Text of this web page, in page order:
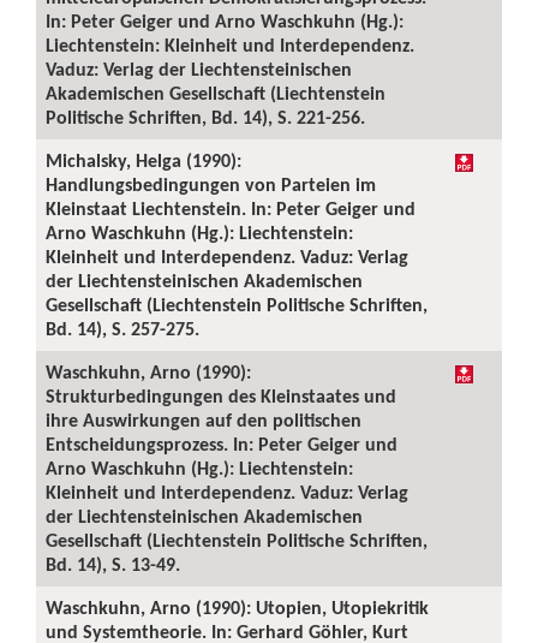
In: Peter Geiger und Arno Waschkuhn (Hg.):
Liechtenstein: Kleinheit und Interdependenz.
Vaduz: Verlag der Liechtensteinischen
Akademischen Gesellschaft (Liechtenstein
Politische Schriften, Bd. 14), S. 221-256.
Michalsky, Helga (1990):
Handlungsbedingungen von Parteien im
Kleinstaat Liechtenstein. In: Peter Geiger und
Arno Waschkuhn (Hg.): Liechtenstein:
Kleinheit und Interdependenz. Vaduz: Verlag
der Liechtensteinischen Akademischen
Gesellschaft (Liechtenstein Politische Schriften,
Bd. 14), S. 257-275.
Waschkuhn, Arno (1990):
Strukturbedingungen des Kleinstaates und
ihre Auswirkungen auf den politischen
Entscheidungsprozess. In: Peter Geiger und
Arno Waschkuhn (Hg.): Liechtenstein:
Kleinheit und Interdependenz. Vaduz: Verlag
der Liechtensteinischen Akademischen
Gesellschaft (Liechtenstein Politische Schriften,
Bd. 14), S. 13-49.
Waschkuhn, Arno (1990): Utopien, Utopiekritik
und Systemtheorie. In: Gerhard Göhler, Kurt